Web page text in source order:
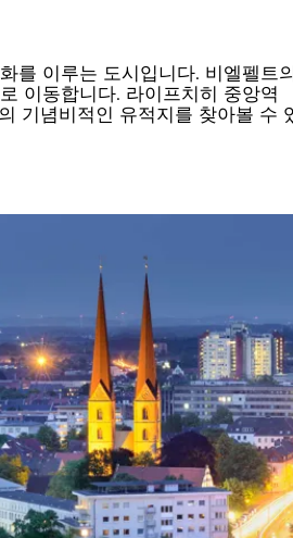
를 이루는 도시입니다. 비엘펠트
이동합니다. 라이프치히 중앙역
기념비적인 유적지를 찾아볼 수